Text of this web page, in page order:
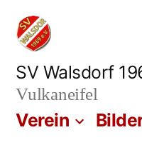
Zum
Inhalt
springen
SV Walsdorf
Vulkaneifel
Verein